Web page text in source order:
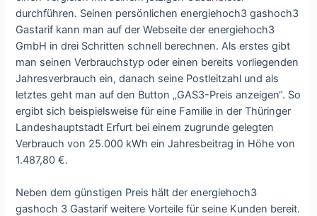
durchführen. Seinen persönlichen energiehoch3 gashoch3
Gastarif kann man auf der Webseite der energiehoch3
GmbH in drei Schritten schnell berechnen. Als erstes gibt
man seinen Verbrauchstyp oder einen bereits vorliegenden
Jahresverbrauch ein, danach seine Postleitzahl und als
letztes geht man auf den Button „GAS3-Preis anzeigen“. So
ergibt sich beispielsweise für eine Familie in der Thüringer
Landeshauptstadt Erfurt bei einem zugrunde gelegten
Verbrauch von 25.000 kWh ein Jahresbeitrag in Höhe von
1.487,80 €.
Neben dem günstigen Preis hält der energiehoch3
gashoch 3 Gastarif weitere Vorteile für seine Kunden bereit.